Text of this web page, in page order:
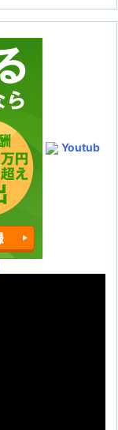
Youtub